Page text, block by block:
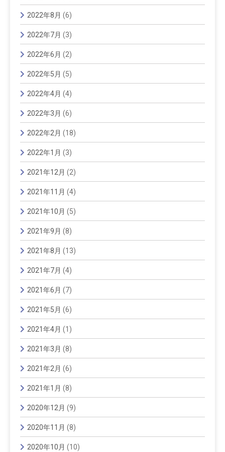
2022年8月 (6)
2022年7月 (3)
2022年6月 (2)
2022年5月 (5)
2022年4月 (4)
2022年3月 (6)
2022年2月 (18)
2022年1月 (3)
2021年12月 (2)
2021年11月 (4)
2021年10月 (5)
2021年9月 (8)
2021年8月 (13)
2021年7月 (4)
2021年6月 (7)
2021年5月 (6)
2021年4月 (1)
2021年3月 (8)
2021年2月 (6)
2021年1月 (8)
2020年12月 (9)
2020年11月 (8)
2020年10月 (10)